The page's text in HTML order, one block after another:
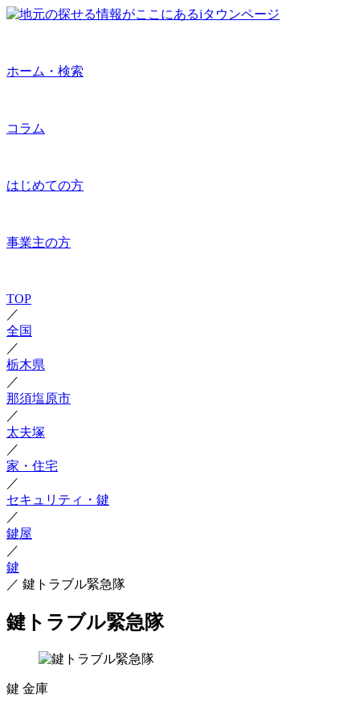
ホーム・検索
コラム
はじめての方
事業主の方
TOP
／
全国
／
栃木県
／
那須塩原市
／
太夫塚
／
家・住宅
／
セキュリティ・鍵
／
鍵屋
／
鍵
／ 鍵トラブル緊急隊
鍵トラブル緊急隊
鍵 金庫